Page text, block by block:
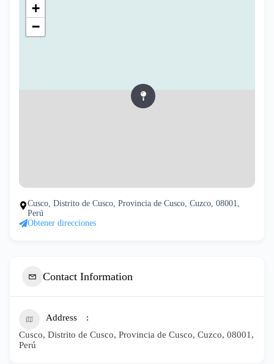
+
−
Cusco, Distrito de Cusco, Provincia de Cusco, Cuzco, 08001,
Perú
Obtener direcciones
Contact Information
Address
Cusco, Distrito de Cusco, Provincia de Cusco, Cuzco, 08001,
Perú